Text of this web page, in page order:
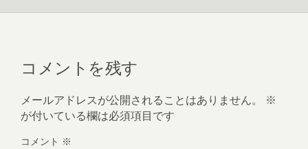
コメントを残す
メールアドレスが公開されることはありません。
※
が付いている欄は必須項目です
コメント ※